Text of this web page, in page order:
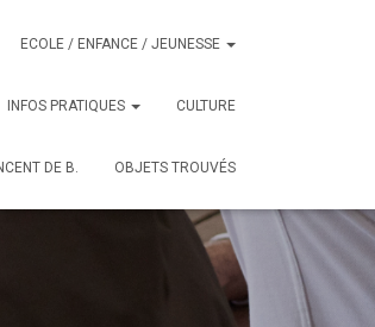
ECOLE / ENFANCE / JEUNESSE
INFOS PRATIQUES CULTURE
DE B. OBJETS TROUVÉS